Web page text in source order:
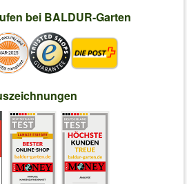
bei BALDUR-Garten